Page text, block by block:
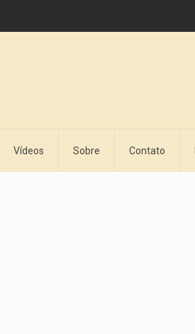
Vídeos Sobre Contato